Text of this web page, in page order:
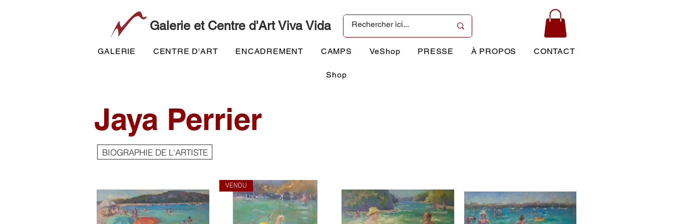
Galerie et Centre d'Art Viva Vida
GALERIE CENTRE D'ART ENCADREMENT CAMPS VeShop PRESSE À PROPOS CONTACT
Shop
Jaya Perrier
BIOGRAPHIE DE L'ARTISTE
VENDU